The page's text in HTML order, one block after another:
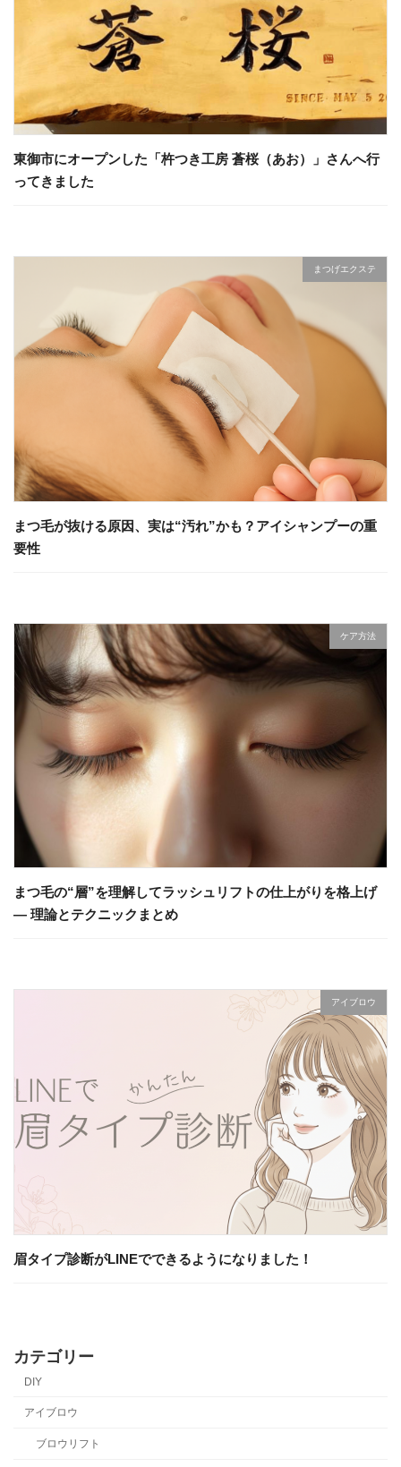
東御市にオープンした「杵つき工房 蒼桜（あお）」さんへ行
ってきました
まつげエクステ
まつ毛が抜ける原因、実は“汚れ”かも？アイシャンプーの重
要性
ケア方法
まつ毛の“層”を理解してラッシュリフトの仕上がりを格上げ
— 理論とテクニックまとめ
アイブロウ
眉タイプ診断がLINEでできるようになりました！
カテゴリー
DIY
アイブロウ
ブロウリフト